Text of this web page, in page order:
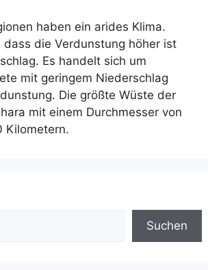
haben ein arides Klima.
die Verdunstung höher ist
Es handelt sich um
mit geringem Niederschlag
Die größte Wüste der
mit einem Durchmesser von
Kilometern.
Suchen